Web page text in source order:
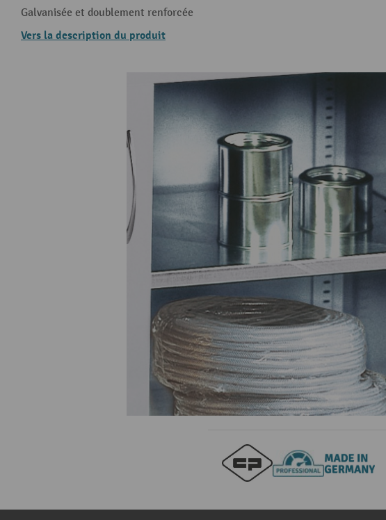
Galvanisée et doublement renforcée
Vers la description du produit